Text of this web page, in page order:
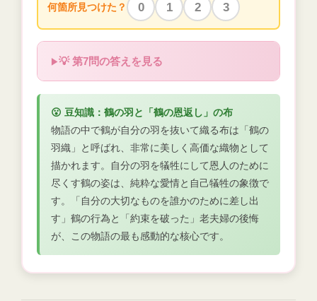
何箇所見つけた？ 0 1 2 3
💡 第7問の答えを見る
😮 豆知識：鶴の羽と「鶴の恩返し」の布
物語の中で鶴が自分の羽を抜いて織る布は「鶴の
羽織」と呼ばれ、非常に美しく高価な織物として
描かれます。自分の羽を犠牲にして恩人のために
尽くす鶴の姿は、純粋な愛情と自己犠牲の象徴で
す。「自分の大切なものを誰かのために差し出
す」鶴の行為と「約束を破った」老夫婦の後悔
が、この物語の最も感動的な核心です。